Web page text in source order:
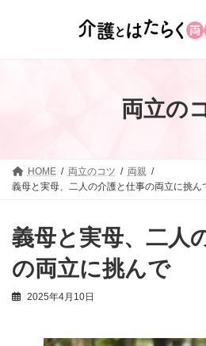
両立の
HOME 両立のコツ
両親
義母と実母、二人の介護と仕事の両立に挑ん
義母と実母、二人
の両立に挑んで
2025年4月10日